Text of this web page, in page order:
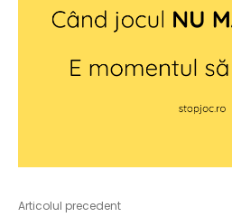
Articolul precedent